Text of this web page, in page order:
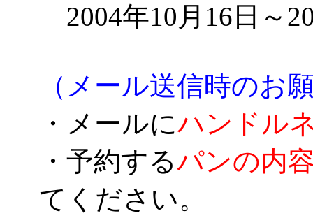
2004年10月16日～
（メール送信時のお
・メールにハンドル
・予約するパンの内
てください。